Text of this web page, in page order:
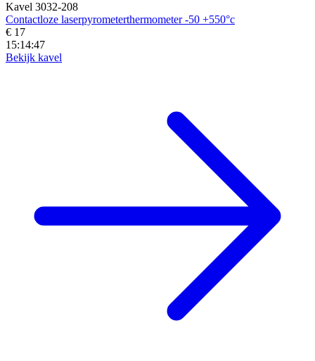
Kavel 3032-208
Contactloze laserpyrometerthermometer -50 +550°c
€ 17
15:14:45
Bekijk kavel